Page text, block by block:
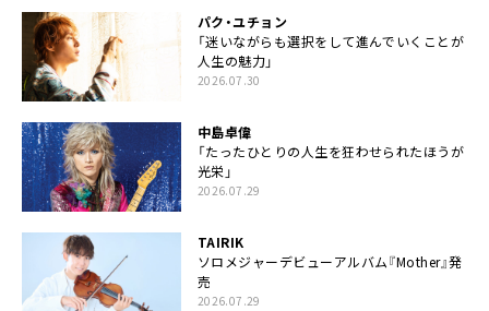
パク・ユチョン
「迷いながらも選択をして進んでいくことが
人生の魅力」
2026.07.30
中島卓偉
「たったひとりの人生を狂わせられたほうが
光栄」
2026.07.29
TAIRIK
ソロメジャーデビューアルバム『Mother』発
売
2026.07.29